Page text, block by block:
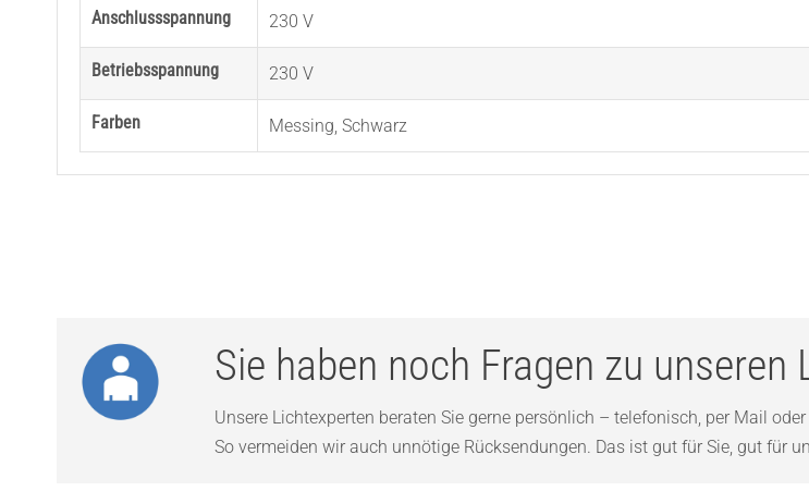
Anschlussspannung 230 V
Betriebsspannung 230 V
Farben Messing, Schwarz
Sie haben noch Fragen zu
Unsere Lichtexperten beraten Sie gerne persönlich – telefonisch, per Mail
So vermeiden wir auch unnötige Rücksendungen. Das ist gut für Sie, gut für